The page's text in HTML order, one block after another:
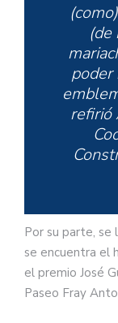
(de
poder
refirió
Por su parte, se
se encuentra el
el premio José
Paseo Fray